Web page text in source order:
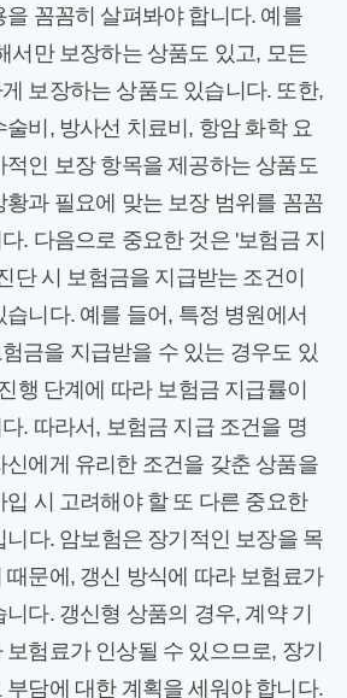
을 꼼꼼히 살펴봐야 합니다. 예를
서만 보장하는 상품도 있고, 모든
보장하는 상품도 있습니다. 또한,
비, 방사선 치료비, 항암 화학 요
적인 보장 항목을 제공하는 상품도
황과 필요에 맞는 보장 범위를 꼼꼼
. 다음으로 중요한 것은 '보험금 지
단 시 보험금을 지급받는 조건이
니다. 예를 들어, 특정 병원에서
금을 지급받을 수 있는 경우도 있
행 단계에 따라 보험금 지급률이
. 따라서, 보험금 지급 조건을 명
신에게 유리한 조건을 갖춘 상품을
시 고려해야 할 또 다른 중요한
니다. 암보험은 장기적인 보장을 목
때문에, 갱신 방식에 따라 보험료가
다. 갱신형 상품의 경우, 계약 기
험료가 인상될 수 있으므로, 장기
부담에 대한 계획을 세워야 합니다.